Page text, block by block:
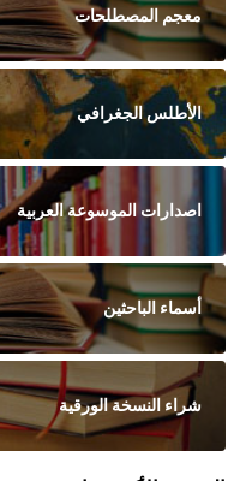
معجم المصطلحات
الأطلس الجغرافي
اصدارات الموسوعة العربية
أسماء الباحثين
شراء النسخة الورقية